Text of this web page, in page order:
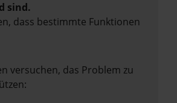
sind.
dass bestimmte Funktionen
versuchen, das Problem zu